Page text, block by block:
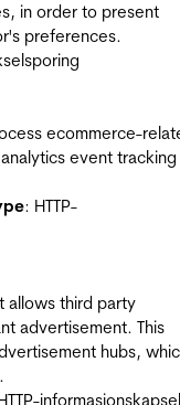
in order to present
preferences.
ecommerce-
event tracking
: HTTP-
allows third party
advertisement. This
hubs,
informasjonskapsel